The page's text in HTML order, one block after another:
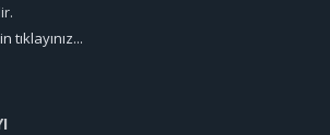
tıklayınız...